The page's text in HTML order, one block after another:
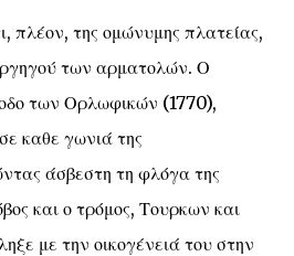
πλέον, της ομώνυμης πλατείας,
των αρματολών. Ο
των Ορλωφικών (1770),
καθε γωνιά της
άσβεστη τη φλόγα της
και ο τρόμος, Τουρκων και
με την οικογένειά του στην